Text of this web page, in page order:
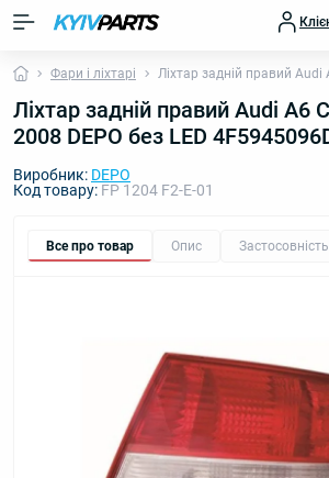
Фари і ліхтарі Ліхтар задній правий
Ліхтар задній правий Audi A6
2008 DEPO без LED
Виробник: DEPO
Код товару: FP 1204 F2-E-01
Все про товар Опис Застосовність